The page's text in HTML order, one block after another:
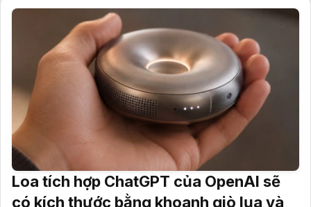
Loa tích hợp ChatGPT của OpenAI sẽ
có kích thước bằng khoanh giò lụa và